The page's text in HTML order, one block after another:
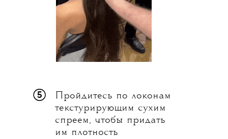
⑤
Пройдитесь по локонам
текстурирующим сухим
спреем, чтобы придать
им плотность